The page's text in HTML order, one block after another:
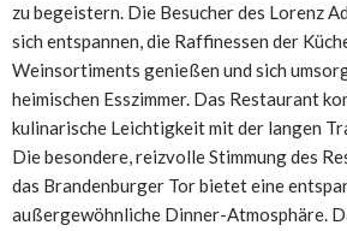
zu begeistern. Die Besucher des Lorenz
sich entspannen, die Raffinessen der
Weinsortiments genießen und sich
heimischen Esszimmer. Das Restaurant
kulinarische Leichtigkeit mit der langen
Die besondere, reizvolle Stimmung des
das Brandenburger Tor bietet eine
außergewöhnliche Dinner-Atmosphäre.